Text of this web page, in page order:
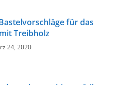
für das
Treibholz
24, 2020